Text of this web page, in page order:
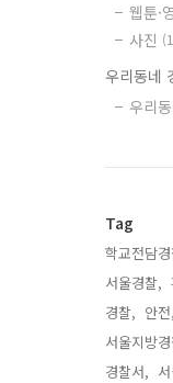
웹툰·
사진
우리동네
우리
Tag
학교전담
서울경찰,
경찰, 안전,
서울지방
경찰서,